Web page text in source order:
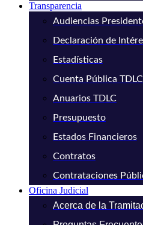
Transparencia
Audiencias
Declaración de
Estadísticas
Cuenta Pública TDLC
Anuarios TDLC
Presupuesto
Estados Financieros
Contratos
Contrataciones
Oficina Judicial
Acerca de la